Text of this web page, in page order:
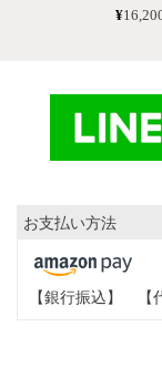
¥
お支払い方法
【銀行振込】
【